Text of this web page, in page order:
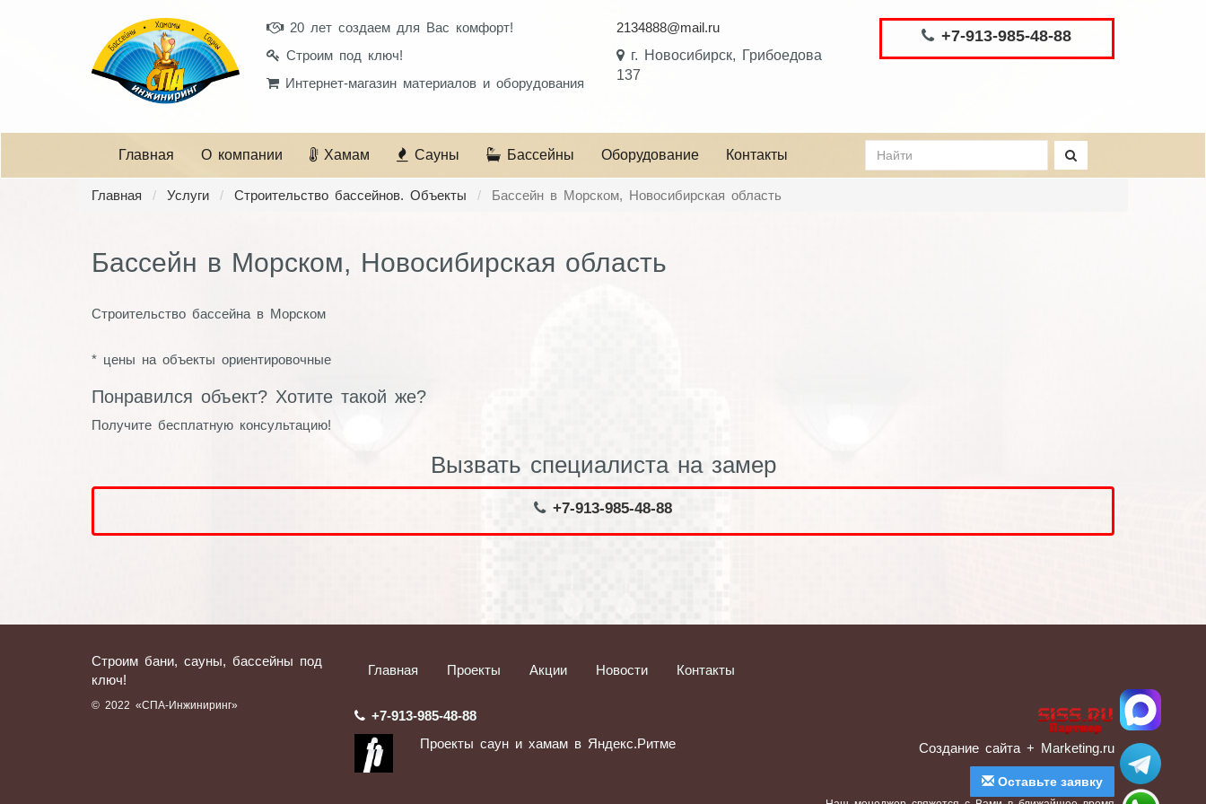
20 лет создаем для Вас комфорт!
Строим под ключ!
Интернет-магазин материалов и оборудования
2134888@mail.ru
г. Новосибирск, Грибоедова
137
+7-913-985-48-88
Главная О компании Хамам Сауны Бассейны Оборудование Контакты
Главная Услуги Строительство бассейнов. Объекты Бассейн в Морском, Новосибирская область
Бассейн в Морском, Новосибирская область
Строительство бассейна в Морском
* цены на объекты ориентировочные
Понравился объект? Хотите такой же?
Получите бесплатную консультацию!
Вызвать специалиста на замер
+7-913-985-48-88
Строим бани, сауны, бассейны под
ключ!
© 2022 «СПА-Инжиниринг»
Главная Проекты Акции Новости Контакты
+7-913-985-48-88
Проекты саун и хамам в Яндекс.Ритме
Создание сайта + Marketing.ru
Оставьте заявку